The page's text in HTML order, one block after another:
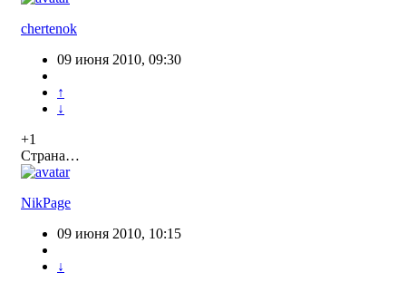
chertenok
09 июня 2010, 09:30
↑
↓
+1
Страна…
NikPage
09 июня 2010, 10:15
↓